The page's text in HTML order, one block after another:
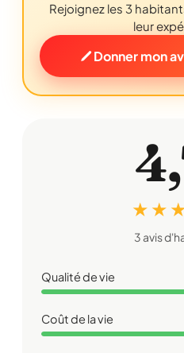
Rejoignez les 3
leur
Donner mon
★ ★
3 avis
Qualité de vie
Coût de la vie